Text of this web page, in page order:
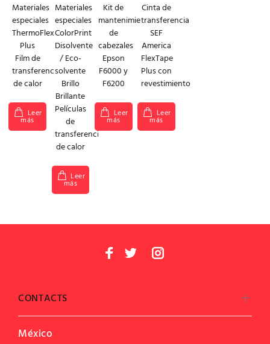
Materiales
especiales
ThermoFlex
Plus
Film de
transferencia
de calor
Leer
más
Materiales
especiales
ColorPrint
Disolvente
/ Eco-
solvente
Brillo
Brillante
Películas
de
transferencia
de calor
Leer
más
Kit de
mantenimiento
de
cabezales
Epson
F6000 y
F6200
Leer
más
Cinta de
transferencia
SEF
America
FlexTape
Plus con
revestimiento
Leer
más
CONTACTS
México